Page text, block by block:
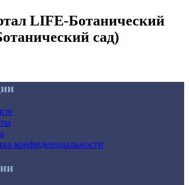
LIFE-Ботанический
сад)
конфиденциальности